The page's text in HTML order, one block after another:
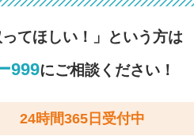
てほしい！」という方は
999にご相談ください！
24時間365日受付中